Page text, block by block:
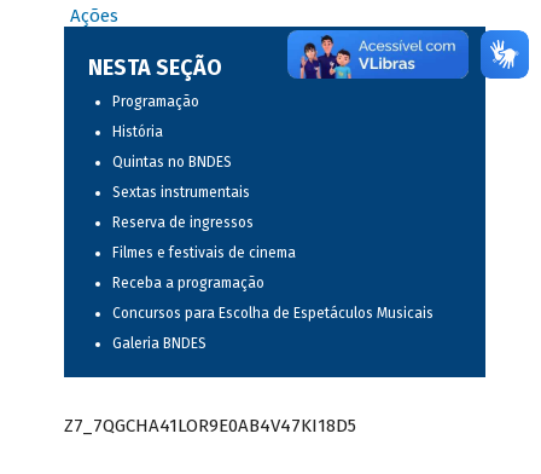
Ações
NESTA SEÇÃO
Programação
História
Quintas no BNDES
Sextas instrumentais
Reserva de ingressos
Filmes e festivais de cinema
Receba a programação
Concursos para Escolha de Espetáculos Musicais
Galeria BNDES
Z7_7QGCHA41LOR9E0AB4V47KI18D5